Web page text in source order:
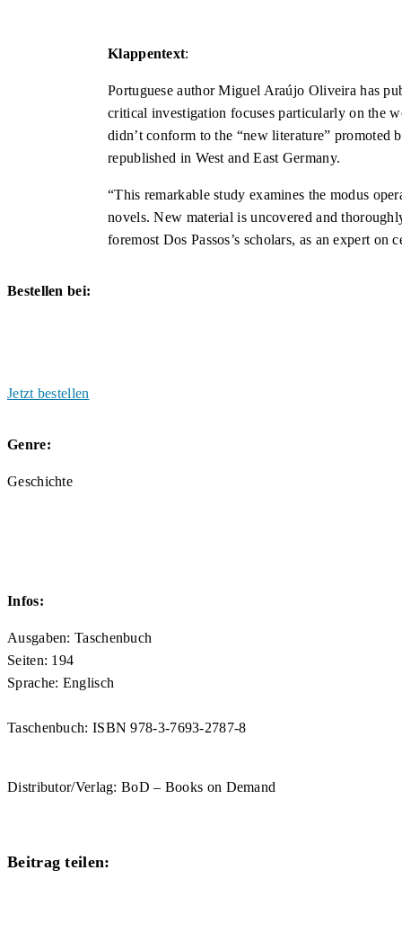
Klappentext:
Portuguese author Miguel Araújo Oliveira has
critical investigation focuses particularly on the
didn’t conform to the “new literature” promoted
republished in West and East Germany.
“This remarkable study examines the modus
novels. New material is uncovered and
foremost Dos Passos’s scholars, as an expert
Bestellen bei:
Jetzt bestellen
Genre:
Geschichte
Infos:
Ausgaben: Taschenbuch
Seiten: 194
Sprache: Englisch
Taschenbuch: ISBN 978-3-7693-2787-8
Distributor/Verlag: BoD – Books on Demand
Beitrag teilen: